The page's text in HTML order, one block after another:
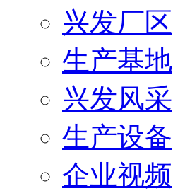
兴发厂区
生产基地
兴发风采
生产设备
企业视频